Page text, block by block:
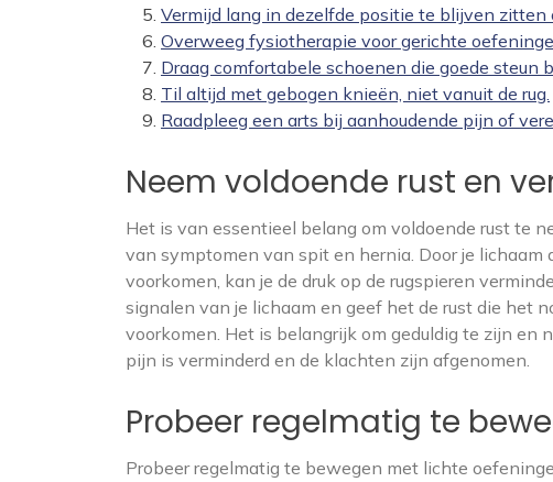
Vermijd lang in dezelfde positie te blijven zitten
Overweeg fysiotherapie voor gerichte
Draag comfortabele schoenen die goede steun
Til altijd met gebogen knieën, niet vanuit de rug.
Raadpleeg een arts bij aanhoudende pijn of
Neem voldoende rust en
Het is van essentieel belang om voldoende rust te
van symptomen van spit en hernia. Door je
voorkomen, kan je de druk op de rugspieren
signalen van je lichaam en geef het de rust die het
voorkomen. Het is belangrijk om geduldig te zijn
pijn is verminderd en de klachten zijn afgenomen.
Probeer regelmatig te
Probeer regelmatig te bewegen met lichte